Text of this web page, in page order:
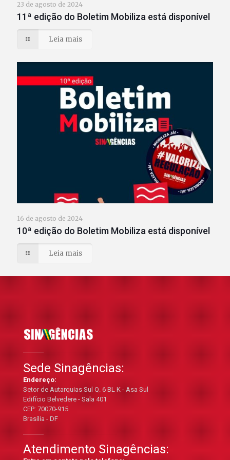
23 de agosto de 2024
11ª edição do Boletim Mobiliza está disponível
Leia mais
16 de agosto de 2024
10ª edição do Boletim Mobiliza está disponível
Leia mais
Sede Sinagências:
Endereço:
Setor de Autarquias Sul Q. 6 BL K - Asa Sul
Edifício Belvedere - Sala 401
CEP: 70070-915
Brasília - DF
Atendimento Sinagências: